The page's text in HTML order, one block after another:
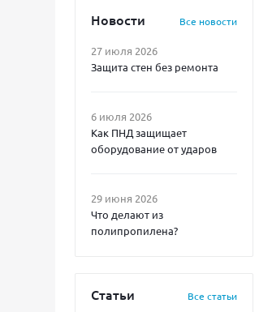
Новости Все новости
27 июля 2026
Защита стен без ремонта
6 июля 2026
Как ПНД защищает
оборудование от ударов
29 июня 2026
Что делают из
полипропилена?
Статьи Все статьи